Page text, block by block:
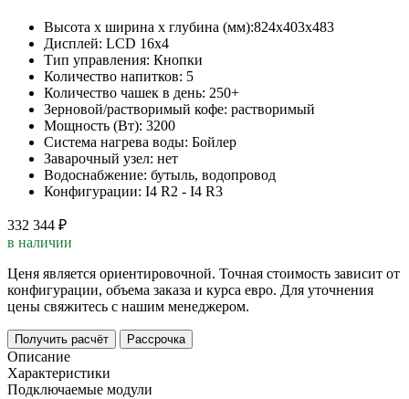
Высота х ширина х глубина (мм):824х403х483
Дисплей: LCD 16x4
Тип управления: Кнопки
Количество напитков: 5
Количество чашек в день: 250+
Зерновой/растворимый кофе: растворимый
Мощность (Вт): 3200
Система нагрева воды: Бойлер
Заварочный узел: нет
Водоснабжение: бутыль, водопровод
Конфигурации: I4 R2 - I4 R3
332 344 ₽
в наличии
Ценя является ориентировочной. Точная стоимость зависит от
конфигурации, объема заказа и курса евро. Для уточнения
цены свяжитесь с нашим менеджером.
Получить расчёт Рассрочка
Описание
Характеристики
Подключаемые модули